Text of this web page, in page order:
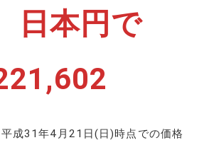
本円で
平成31年4月21日(日)時点での価格